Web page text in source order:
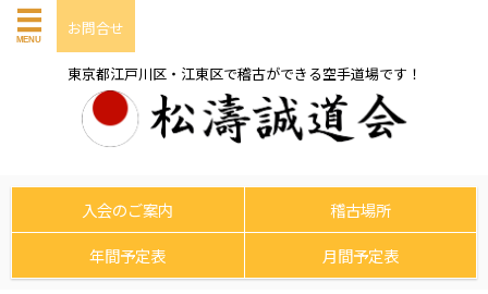
お問合せ
東京都江戸川区・江東区で稽古ができる空手道場です！
入会のご案内
稽古場所
年間予定表
月間予定表